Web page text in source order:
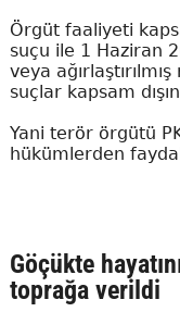
Örgüt faaliyeti
suçu ile 1 Haziran
veya
suçlar kapsam
Yani terör örgütü
hükümlerden
Göçükte
toprağa verildi